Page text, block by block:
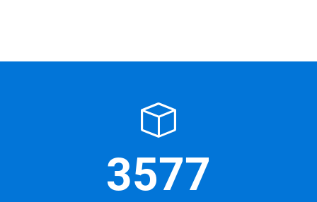
3577